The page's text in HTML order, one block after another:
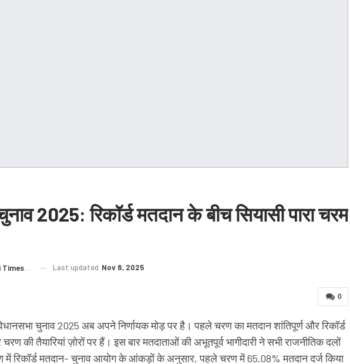
2025: रिकॉर्ड मतदान के बीच सियासी पारा चरम
News Last updated Nov 8, 2025
0
चुनाव 2025 अब अपने निर्णायक मोड़ पर है। पहले चरण का मतदान शांतिपूर्ण और रिकॉर्ड
की तैयारियां ज़ोरों पर हैं। इस बार मतदाताओं की अभूतपूर्व भागीदारी ने सभी राजनीतिक दलों
रिकॉर्ड मतदान- चुनाव आयोग के आंकड़ों के अनुसार, पहले चरण में 65.08% मतदान दर्ज किया